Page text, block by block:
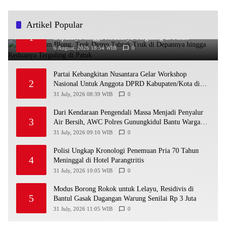
Artikel Popular
1
Diduga Rem Blong, Truk Dump Tabrak Truk di
Depannya hingga Keduanya Terguling di Patuk
6 August, 2026 18:54 WIB 0
2
Partai Kebangkitan Nusantara Gelar Workshop
Nasional Untuk Anggota DPRD Kabupaten/Kota di
Yogyakarta
31 July, 2026 08:39 WIB 0
3
Dari Kendaraan Pengendali Massa Menjadi Penyalur
Air Bersih, AWC Polres Gunungkidul Bantu Warga
Kekeringan
31 July, 2026 09:10 WIB 0
4
Polisi Ungkap Kronologi Penemuan Pria 70 Tahun
Meninggal di Hotel Parangtritis
31 July, 2026 10:05 WIB 0
5
Modus Borong Rokok untuk Lelayu, Residivis di
Bantul Gasak Dagangan Warung Senilai Rp 3 Juta
31 July, 2026 11:05 WIB 0